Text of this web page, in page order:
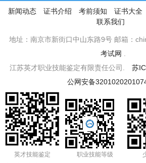
新闻动态 证书介绍 考前须知 证书大全
联系我们
地址：南京市新街口中山东路9号 邮箱：
考试网
江苏英才职业技能鉴定有限责任公司. 苏
公网安备
英才技能鉴定 职业技能等级